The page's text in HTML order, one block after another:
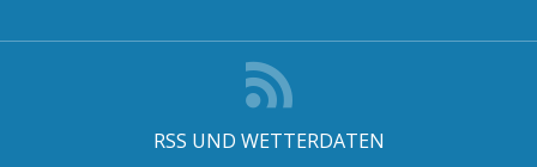
RSS UND WETTERDATEN